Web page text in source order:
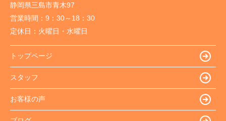
静岡県三島市青木97
営業時間： 9：30～18：30
定休日： 火曜日・水曜日
トップページ
スタッフ
お客様の声